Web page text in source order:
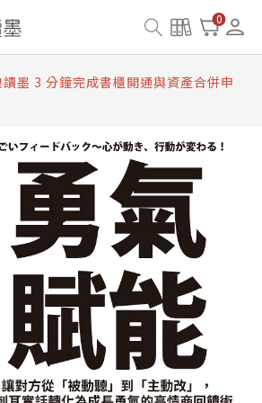
0
墨書櫃開通常見問題
墨 3 分鐘完成書櫃開通與資產合併申
書店服務升級重要說明及資產合併結果